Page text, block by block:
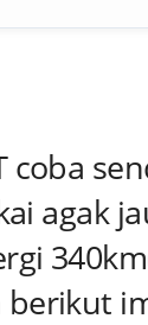
coba
agak